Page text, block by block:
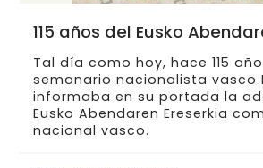
115 años del Eusko
Tal día como hoy, hace 115
semanario nacionalista vasco
informaba en su portada la
Eusko Abendaren Ereserkia
nacional vasco.